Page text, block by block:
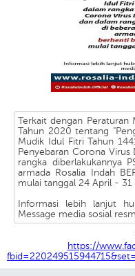
Terkait dengan
Tahun 2020 tentang
Mudik Idul Fitri Tahun
Penyebaran Corona Virus
rangka diberlakukannya
armada Rosalia Indah
mulai tanggal 24 April - 31
Informasi lebih lanjut
Message media sosial
https://